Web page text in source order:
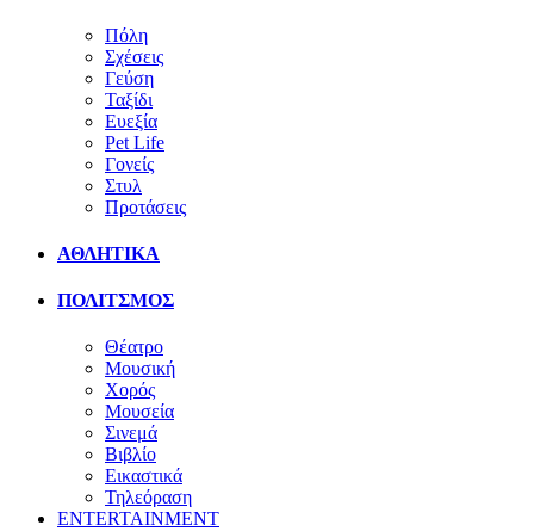
Πόλη
Σχέσεις
Γεύση
Ταξίδι
Ευεξία
Pet Life
Γονείς
Στυλ
Προτάσεις
ΑΘΛΗΤΙΚΑ
ΠΟΛΙΤΣΜΟΣ
Θέατρο
Μουσική
Χορός
Μουσεία
Σινεμά
Βιβλίο
Εικαστικά
Τηλεόραση
ENTERTAINMENT